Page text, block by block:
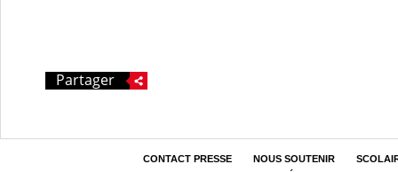
Partager
CONTACT PRESSE NOUS SOUTENIR